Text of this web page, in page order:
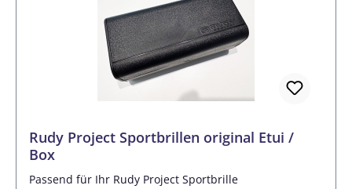
Rudy Project Sportbrillen original Etui /
Box
Passend für Ihr Rudy Project Sportbrille